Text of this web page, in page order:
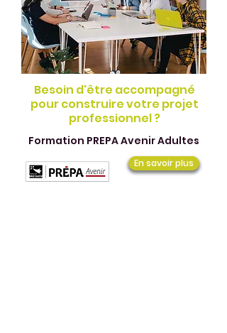
Besoin d'être accompagné
pour construire votre projet
professionnel ?
Formation PREPA Avenir Adultes
En savoir plus